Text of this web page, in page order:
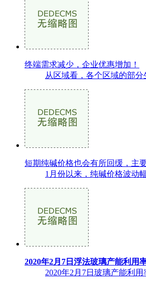
终端需求减少，企业优惠增加！
从区域看，各个区域的部
短期纯碱价格也会有所回缓，主
1月份以来，纯碱价格波动
2020年2月7日浮法玻璃产能利用
2020年2月7日玻璃产能利